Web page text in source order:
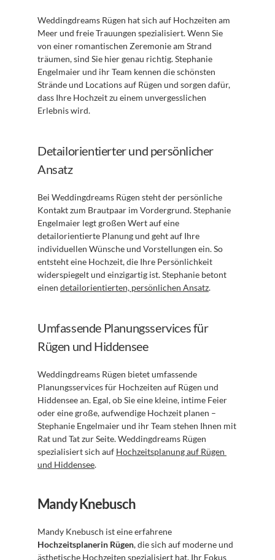
Weddingdreams Rügen hat sich auf Hochzeiten am
Meer und freie Trauungen spezialisiert. Wenn Sie
von einer romantischen Zeremonie am Strand
träumen, sind Sie hier genau richtig. Stephanie
Engelmaier und ihr Team kennen die schönsten
Strände und Locations auf Rügen und sorgen dafür,
dass Ihre Hochzeit zu einem unvergesslichen
Erlebnis wird.
Detailorientierter und persönlicher
Ansatz
Bei Weddingdreams Rügen steht der persönliche
Kontakt zum Brautpaar im Vordergrund. Stephanie
Engelmaier legt großen Wert auf eine
detailorientierte Planung und geht auf Ihre
individuellen Wünsche und Vorstellungen ein. So
entsteht eine Hochzeit, die Ihre Persönlichkeit
widerspiegelt und einzigartig ist. Stephanie betont
einen detailorientierten, persönlichen Ansatz.
Umfassende Planungsservices für
Rügen und Hiddensee
Weddingdreams Rügen bietet umfassende
Planungsservices für Hochzeiten auf Rügen und
Hiddensee an. Egal, ob Sie eine kleine, intime Feier
oder eine große, aufwendige Hochzeit planen –
Stephanie Engelmaier und ihr Team stehen Ihnen mit
Rat und Tat zur Seite. Weddingdreams Rügen
spezialisiert sich auf Hochzeitsplanung auf Rügen
und Hiddensee.
Mandy Knebusch
Hochzeitsplanerin Rügen, die sich auf moderne und
ästhetische Hochzeiten spezialisiert hat. Ihr Fokus